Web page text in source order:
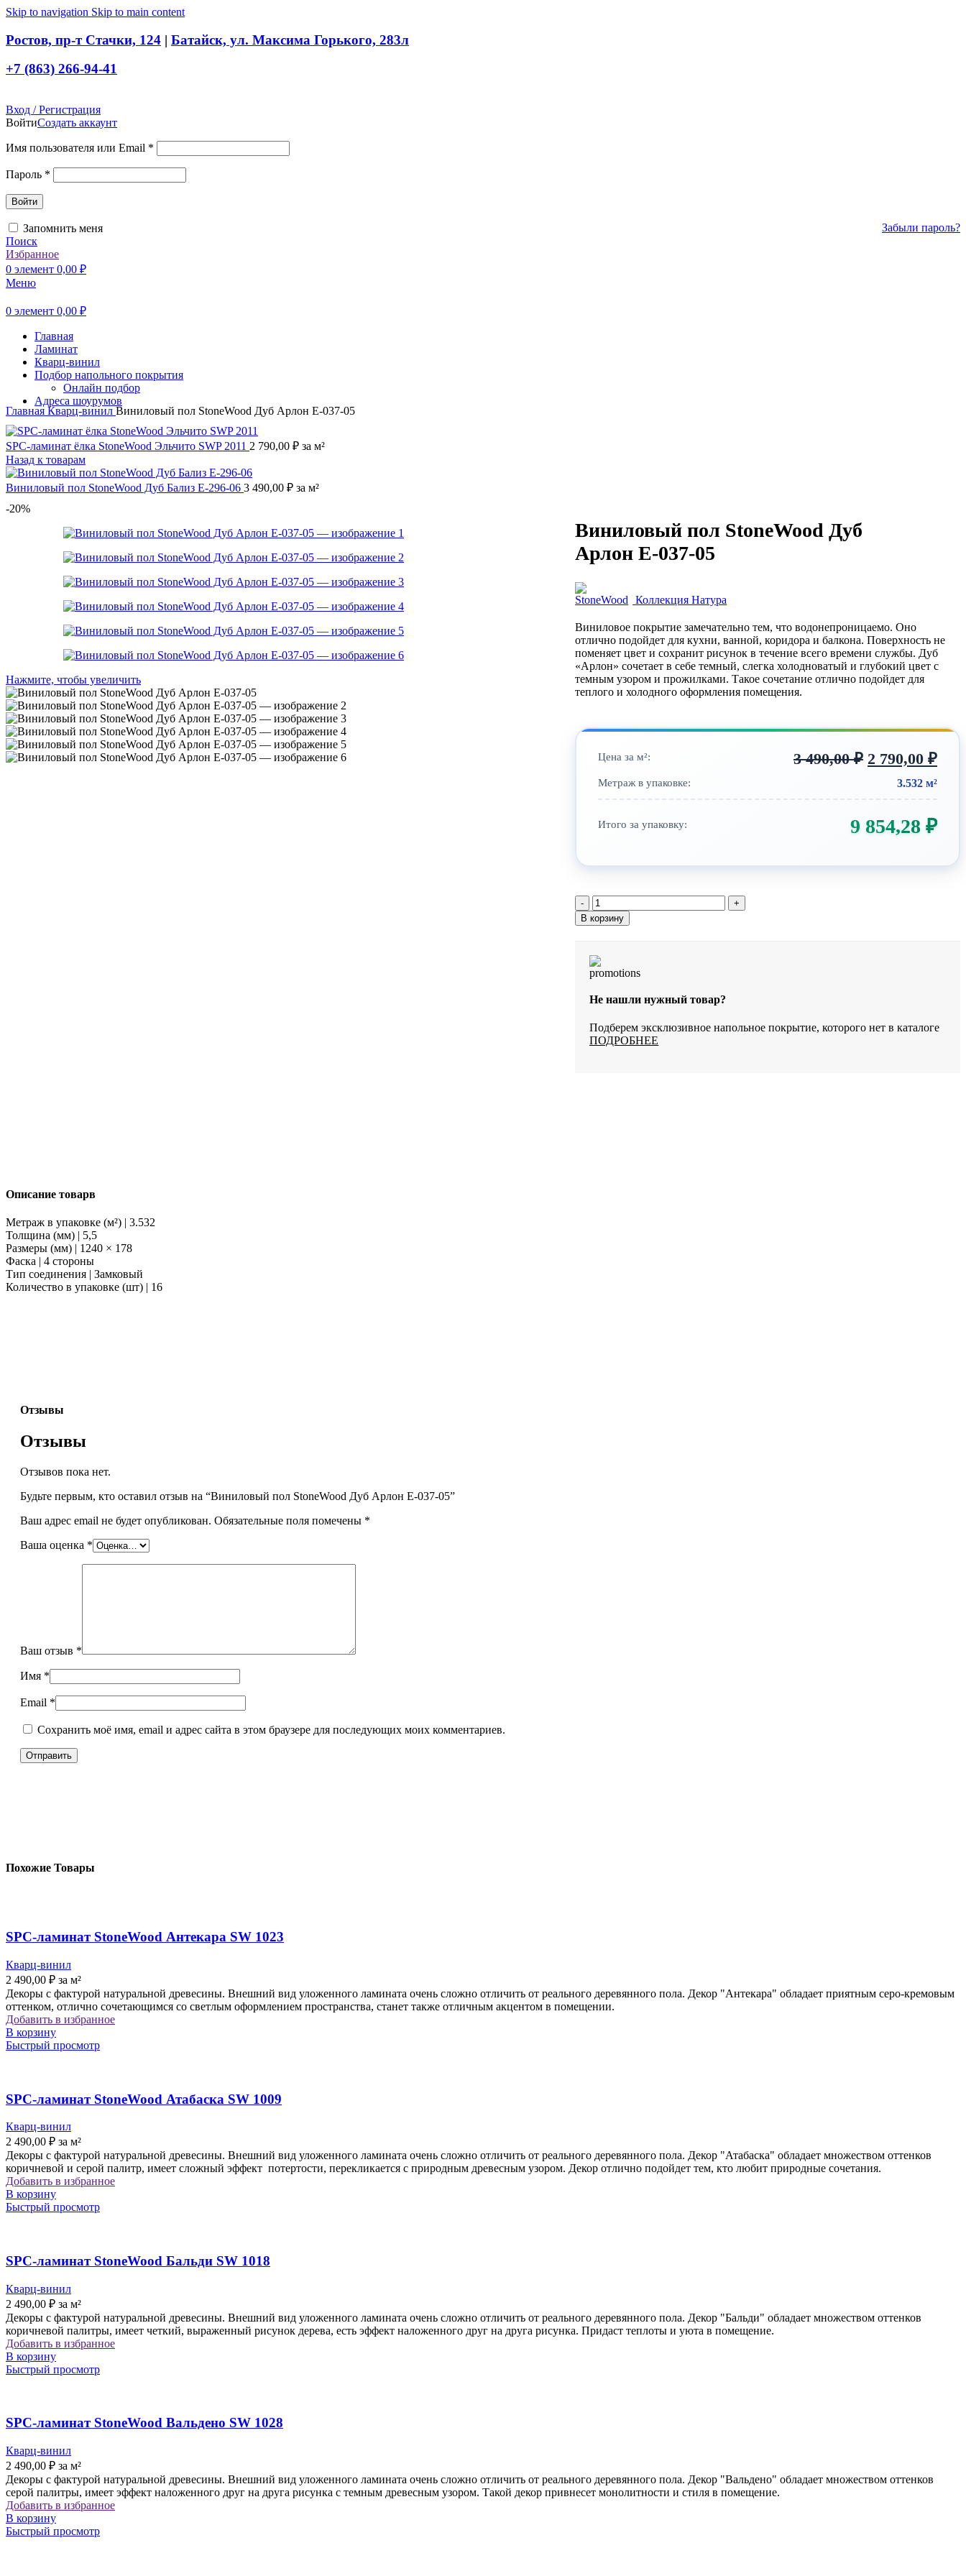
Skip to navigation Skip to main content
Ростов, пр-т Стачки, 124 | Батайск, ул. Максима Горького, 283л
+7 (863) 266-94-41
Вход / Регистрация
ВойтиСоздать аккаунт
Имя пользователя или Email *
Пароль *
Войти
Забыли пароль?
Запомнить меня
Поиск
Избранное
0 элемент 0,00 ₽
Меню
0 элемент 0,00 ₽
Главная
Ламинат
Кварц-винил
Подбор напольного покрытия
Онлайн подбор
Адреса шоурумов
Главная Кварц-винил Виниловый пол StoneWood Дуб Арлон E-037-05
SPC-ламинат ёлка StoneWood Эльчито SWP 2011 2 790,00 ₽ за м²
Назад к товарам
Виниловый пол StoneWood Дуб Бализ E-296-06 3 490,00 ₽ за м²
-20%
Нажмите, чтобы увеличить
Виниловый пол StoneWood Дуб
Арлон E-037-05
Коллекция Натура
Виниловое покрытие замечательно тем, что водонепроницаемо. Оно
отлично подойдет для кухни, ванной, коридора и балкона. Поверхность не
поменяет цвет и сохранит рисунок в течение всего времени службы. Дуб
«Арлон» сочетает в себе темный, слегка холодноватый и глубокий цвет с
темным узором и прожилками. Такое сочетание отлично подойдет для
теплого и холодного оформления помещения.
Цена за м²: 3 490,00₽ 2 790,00 ₽
Метраж в упаковке: 3.532 м²
Итого за упаковку: 9 854,28 ₽
Количество
товара
Виниловый
StoneWood
Дуб
Арлон
037-
В корзину
Не нашли нужный товар?
Подберем эксклюзивное напольное покрытие, которого нет в каталоге
ПОДРОБНЕЕ
Описание товарв
Метраж в упаковке (м²) | 3.532
Толщина (мм) | 5,5
Размеры (мм) | 1240 × 178
Фаска | 4 стороны
Тип соединения | Замковый
Количество в упаковке (шт) | 16
Отзывы
Отзывы
Отзывов пока нет.
Будьте первым, кто оставил отзыв на “Виниловый пол StoneWood Дуб Арлон E-037-05”
Ваш адрес email не будет опубликован. Обязательные поля помечены *
Ваша оценка *
Ваш отзыв *
Имя *
Email *
Сохранить моё имя, email и адрес сайта в этом браузере для последующих моих комментариев.
Похожие Товары
SPC-ламинат StoneWood Антекара SW 1023
Кварц-винил
2 490,00 ₽ за м²
Декоры с фактурой натуральной древесины. Внешний вид уложенного ламината очень сложно отличить от реального деревянного пола. Декор "Антекара" обладает приятным серо-кремовым
оттенком, отлично сочетающимся со светлым оформлением пространства, станет также отличным акцентом в помещении.
Добавить в избранное
В корзину
Быстрый просмотр
SPC-ламинат StoneWood Атабаска SW 1009
Кварц-винил
2 490,00 ₽ за м²
Декоры с фактурой натуральной древесины. Внешний вид уложенного ламината очень сложно отличить от реального деревянного пола. Декор "Атабаска" обладает множеством оттенков
коричневой и серой палитр, имеет сложный эффект потертости, перекликается с природным древесным узором. Декор отлично подойдет тем, кто любит природные сочетания.
Добавить в избранное
В корзину
Быстрый просмотр
SPC-ламинат StoneWood Бальди SW 1018
Кварц-винил
2 490,00 ₽ за м²
Декоры с фактурой натуральной древесины. Внешний вид уложенного ламината очень сложно отличить от реального деревянного пола. Декор "Бальди" обладает множеством оттенков
коричневой палитры, имеет четкий, выраженный рисунок дерева, есть эффект наложенного друг на друга рисунка. Придаст теплоты и уюта в помещение.
Добавить в избранное
В корзину
Быстрый просмотр
SPC-ламинат StoneWood Вальдено SW 1028
Кварц-винил
2 490,00 ₽ за м²
Декоры с фактурой натуральной древесины. Внешний вид уложенного ламината очень сложно отличить от реального деревянного пола. Декор "Вальдено" обладает множеством оттенков
серой палитры, имеет эффект наложенного друг на друга рисунка с темным древесным узором. Такой декор привнесет монолитности и стиля в помещение.
Добавить в избранное
В корзину
Быстрый просмотр